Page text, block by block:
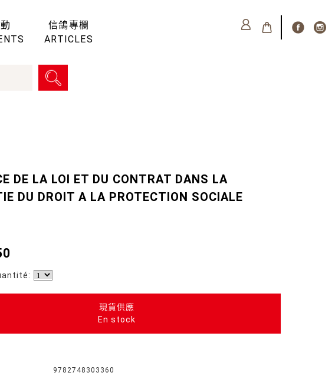
信鴿專欄
ARTICLES
DE LA LOI ET DU CONTRAT DANS LA
DU DROIT A LA PROTECTION SOCIALE
現貨供應
En stock
9782748303360